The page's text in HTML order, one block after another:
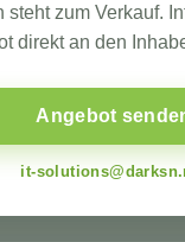
steht zum Verkauf.
direkt an den
Angebot
it-